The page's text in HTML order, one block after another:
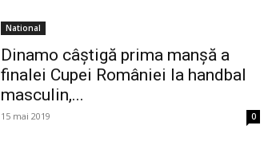
National
Dinamo câștigă prima manșă a
finalei Cupei României la handbal
masculin,...
15 mai 2019 0